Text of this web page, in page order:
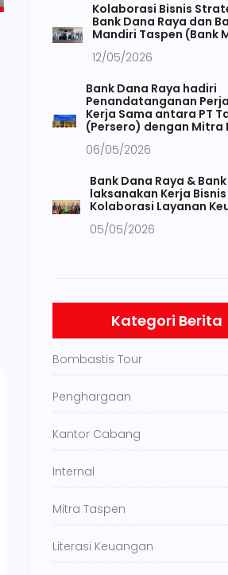
Kolaborasi Bisnis
Bank Dana Raya dan
Mandiri Taspen (Bank
12/05/2026
Bank Dana Raya hadiri
Penandatanganan
Kerja Sama antara PT
(Persero) dengan Mitra
06/05/2026
Bank Dana Raya &
laksanakan Kerja
Kolaborasi Layanan
05/05/2026
Kategori Berita
Bombastis Tour
Penghargaan
Kantor Cabang
Internal
Mitra Taspen
Literasi Keuangan